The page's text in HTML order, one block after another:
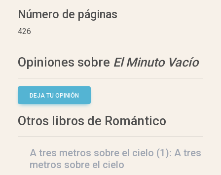
Número de páginas
426
Opiniones sobre El Minuto Vacío
DEJA TU OPINIÓN
Otros libros de Romántico
A tres metros sobre el cielo (1): A tres
metros sobre el cielo